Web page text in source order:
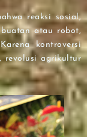
reaksi sosial,
buatan atau robot,
kontroversi
revolusi agrikultur